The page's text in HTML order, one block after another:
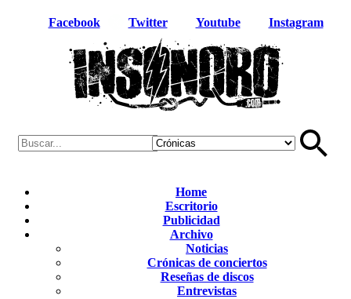
Facebook Twitter Youtube Instagram
Home
Escritorio
Publicidad
Archivo
Noticias
Crónicas de conciertos
Reseñas de discos
Entrevistas